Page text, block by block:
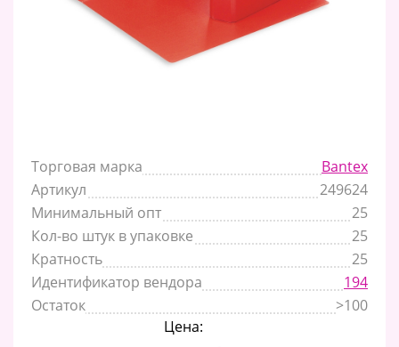
Торговая марка
Bantex
Артикул
249624
Минимальный опт
25
Кол-во штук в упаковке
25
Кратность
25
Идентификатор вендора
194
Остаток
>100
Цена: